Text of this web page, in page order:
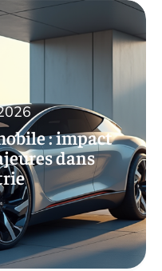
: impact
dans